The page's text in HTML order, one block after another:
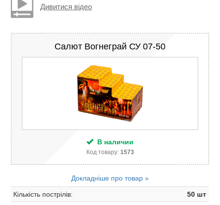
Дивитися відео
Салют Вогнеграй СУ 07-50
В наличии
Код товару: 1573
Докладніше про товар »
Кількість пострілів:
50 шт